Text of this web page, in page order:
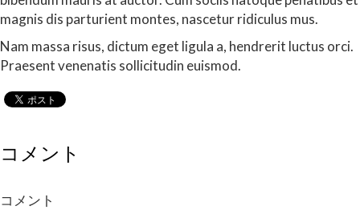
magnis dis parturient montes, nascetur ridiculus mus.
Nam massa risus, dictum eget ligula a, hendrerit luctus orci.
Praesent venenatis sollicitudin euismod.
コメント
コメント